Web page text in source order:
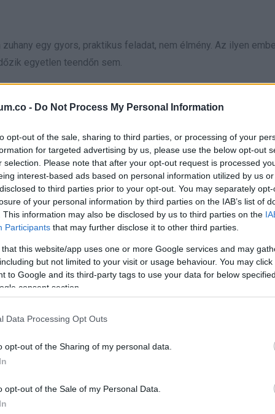
- Do Not Process My Personal Information
opt-out of the sale, sharing to third parties, or processing of your
for targeted advertising by us, please use the below opt-out
selection. Please note that after your opt-out request is processed
interest-based ads based on personal information utilized by us
to third parties prior to your opt-out. You may separately
of your personal information by third parties on the IAB’s list of
This information may also be disclosed by us to third parties on the
Participants that may further disclose it to other third parties.
that this website/app uses one or more Google services and may
but not limited to your visit or usage behaviour. You may
to Google and its third-party tags to use your data for below
consent section.
Data Processing Opt Outs
opt-out of the Sharing of my personal data.
opt-out of the Sale of my Personal Data.
egy gyors, praktikus feladat, nem élmény. Az ilyen
egyetlen teendőn sem.
fejben a napi program, egy beszélgetés gyakorlása, tervek
és nehezen viselik a tétlen perceket. A zuhany
napba.
és teret ad a gondolatoknak. Ilyenkor könnyebb átlátni egy
az embereknél a rutin gyakran azt tükrözi, hogy szükségük
kikészítve, a piperecuccok sorban, aztán jöhet a víz. Ő a